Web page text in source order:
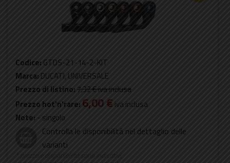
Codice: GTDS-21-14-2-KIT
Marca: DUCATI, UNIVERSALE
Prezzo di listino:7,32 €iva inclusa
Prezzo hot'n'rare: 6,00 € iva inclusa
Note: - singolo
Controlla le disponibilità nel dettaglio delle
varianti
* prezzo e disponibilità sono indicativi,